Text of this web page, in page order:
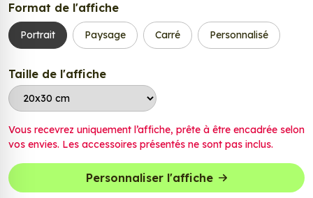
Format de l'affiche
Portrait Paysage Carré Personnalisé
Taille de l'affiche
Vous recevrez uniquement l’affiche, prête à être encadrée selon
vos envies. Les accessoires présentés ne sont pas inclus.
Personnaliser l'affiche